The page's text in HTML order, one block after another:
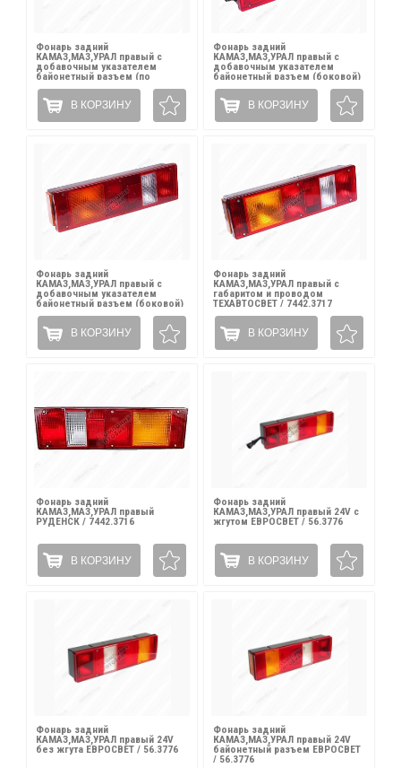
Фонарь задний
КАМАЗ,МАЗ,УРАЛ правый с
добавочным указателем
байонетный разъем (по
04
В КОРЗИНУ
Фонарь задний
КАМАЗ,МАЗ,УРАЛ правый с
добавочным указателем
байонетный разъем (боковой)
В КОРЗИНУ
Фонарь задний
КАМАЗ,МАЗ,УРАЛ правый с
добавочным указателем
байонетный разъем (боковой)
SKV / 74622.3716-08 П
В КОРЗИНУ
Фонарь задний
КАМАЗ,МАЗ,УРАЛ правый с
габаритом и проводом
ТЕХАВТОСВЕТ / 7442.3717
В КОРЗИНУ
Фонарь задний
КАМАЗ,МАЗ,УРАЛ правый
РУДЕНСК / 7442.3716
В КОРЗИНУ
Фонарь задний
КАМАЗ,МАЗ,УРАЛ правый 24V с
жгутом ЕВРОСВЕТ / 56.3776
В КОРЗИНУ
Фонарь задний
КАМАЗ,МАЗ,УРАЛ правый 24V
без жгута ЕВРОСВЕТ / 56.3776
Фонарь задний
КАМАЗ,МАЗ,УРАЛ правый 24V
байонетный разъем ЕВРОСВЕТ
/ 56.3776